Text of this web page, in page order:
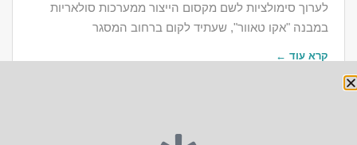
לערוך סימולציות לשם מקסום הייצור ממערכות סולאריות
במבנה "אקו טאוור", שעתיד לקום ברחוב המסגר
קרא עוד ←